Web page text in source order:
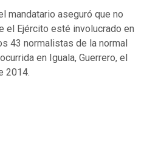
mandatario aseguró que no
el Ejército esté involucrado en
43 normalistas de la normal
en Iguala, Guerrero, el
2014.